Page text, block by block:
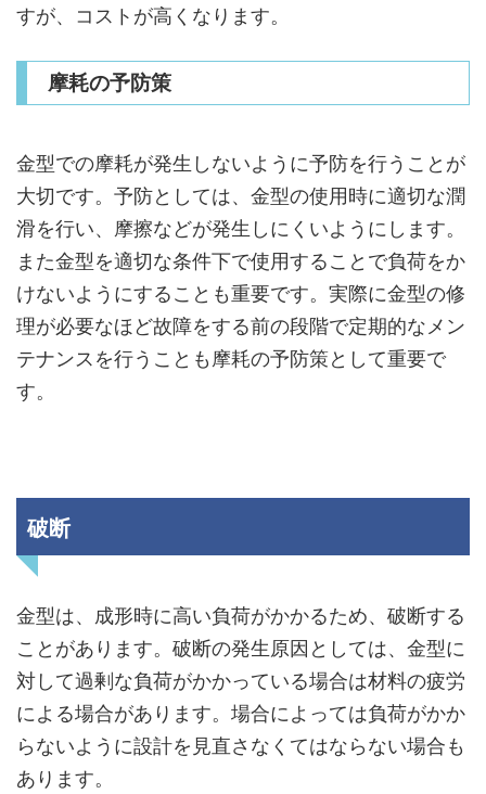
すが、コストが高くなります。
摩耗の予防策
金型での摩耗が発生しないように予防を行うことが
大切です。予防としては、金型の使用時に適切な潤
滑を行い、摩擦などが発生しにくいようにします。
また金型を適切な条件下で使用することで負荷をか
けないようにすることも重要です。実際に金型の修
理が必要なほど故障をする前の段階で定期的なメン
テナンスを行うことも摩耗の予防策として重要で
す。
破断
金型は、成形時に高い負荷がかかるため、破断する
ことがあります。破断の発生原因としては、金型に
対して過剰な負荷がかかっている場合は材料の疲労
による場合があります。場合によっては負荷がかか
らないように設計を見直さなくてはならない場合も
あります。